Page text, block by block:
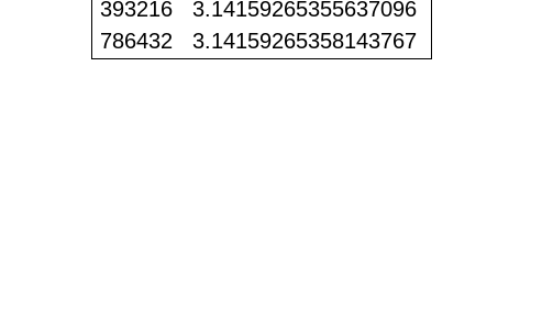
393216
3.14159265355637096
786432
3.14159265358143767